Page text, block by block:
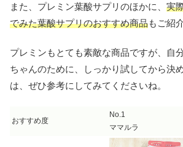
また、プレミン葉酸サプリのほかに、 実
でみた葉酸サプリのおすすめ商品もご紹
プレミンもとても素敵な商品ですが、自
ちゃんのために、しっかり試してから決
は、ぜひ参考にしてみてくださいね。
おすすめ度
No.1
ママルラ